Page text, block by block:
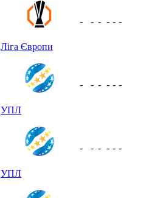
Ліга Європи
- - - - - -
УПЛ
- - - - - -
УПЛ
- - - - - -